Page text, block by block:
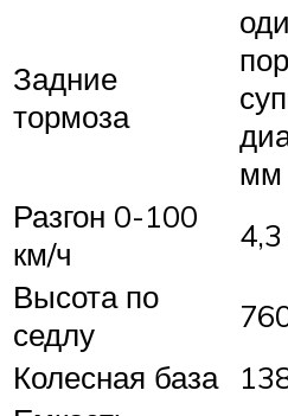
Задние
тормоза
мм
Разгон 0-100
км/ч
4,3
Высота по
седлу
Колесная база